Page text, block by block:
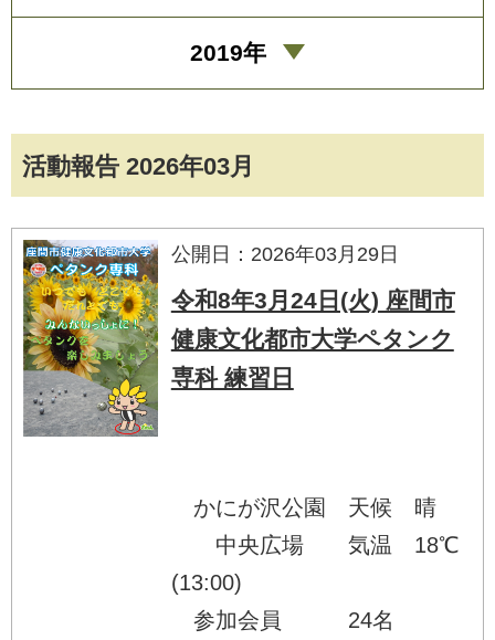
活動報告 2026年03月
公開日：2026年03月29日
令和8年3月24日(火) 座間市
健康文化都市大学ペタンク
専科 練習日
かにが沢公園 天候 晴
中央広場 気温 18℃
(13:00)
参加会員 24名
2019年